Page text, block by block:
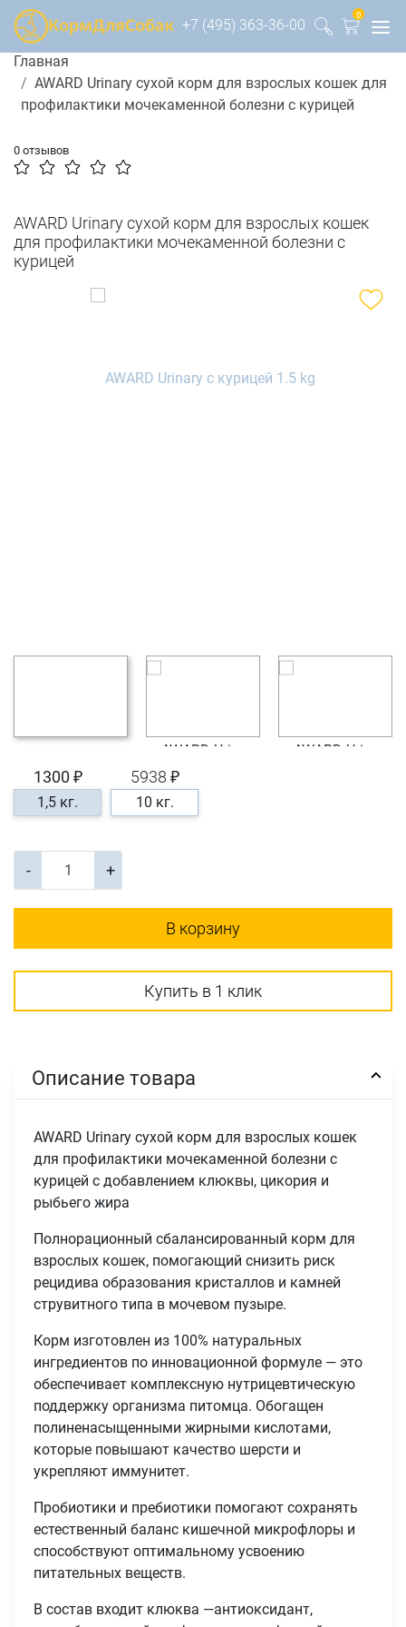
+7 (495) 363-36-00
0
Главная
AWARD Urinary сухой корм для взрослых кошек для
профилактики мочекаменной болезни с курицей
0 отзывов
AWARD Urinary сухой корм для взрослых кошек
для профилактики мочекаменной болезни с
курицей
1300 ₽
1,5 кг.
5938 ₽
10 кг.
- +
В корзину
Купить в 1 клик
Описание товара
AWARD Urinary сухой корм для взрослых кошек
для профилактики мочекаменной болезни с
курицей с добавлением клюквы, цикория и
рыбьего жира
Полнорационный сбалансированный корм для
взрослых кошек, помогающий снизить риск
рецидива образования кристаллов и камней
струвитного типа в мочевом пузыре.
Корм изготовлен из 100% натуральных
ингредиентов по инновационной формуле — это
обеспечивает комплексную нутрицевтическую
поддержку организма питомца. Обогащен
полиненасыщенными жирными кислотами,
которые повышают качество шерсти и
укрепляют иммунитет.
Пробиотики и пребиотики помогают сохранять
естественный баланс кишечной микрофлоры и
способствуют оптимальному усвоению
питательных веществ.
В состав входит клюква —антиоксидант,